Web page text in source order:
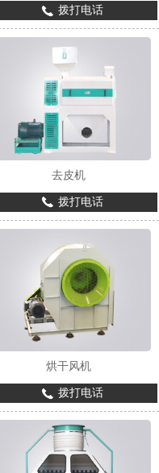
拨打电话
去皮机
拨打电话
烘干风机
拨打电话